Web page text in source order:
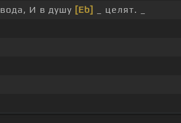
вода, И в душу [Eb]
_ целят. _